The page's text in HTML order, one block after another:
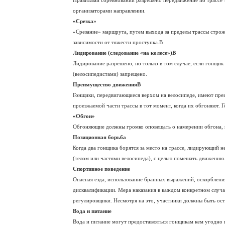
организаторами направлении.
«Срезка»
«Срезание» маршрута, путем выхода за пределы трассы
зависимости от тяжести проступка.В
Лидирование (следование «на колесе»)В
Лидирование разрешено, но только в том случае, если
(велосипедистами) запрещено.
Преимущество движенияВ
Гонщики, передвигающиеся верхом на велосипеде, имеют
проезжаемой части трассы в тот момент, когда их
«Обгон»
Обгоняющие должны громко оповещать о намерении обгона,
Позиционная борьба
Когда два гонщика борятся за место на трассе, лидирующий
(телом или частями велосипеда), с целью помешать
Спортивное поведение
Опасная езда, использование бранных выражений,
дисквалификации. Мера наказания в каждом конкретном
регулировщики. Несмотря на это, участники должны быть
Вода и питание
Вода и питание могут предоставляться гонщикам кем